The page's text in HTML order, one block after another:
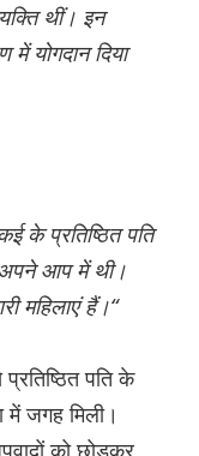
थीं। इन
योगदान दिया
के प्रतिष्ठित पति
अपने आप में थी।
महिलाएं हैं।“
पति के
जगह मिली।
को छोड़कर